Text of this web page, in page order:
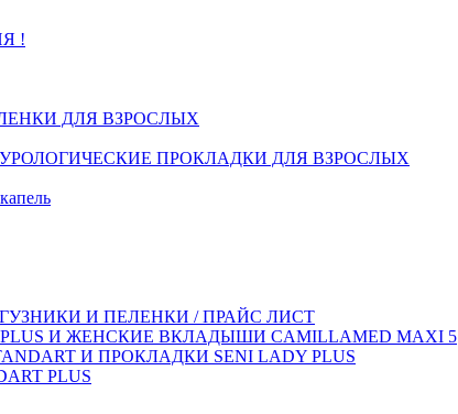
!
ДЛЯ ВЗРОСЛЫХ
УРОЛОГИЧЕСКИЕ ПРОКЛАДКИ ДЛЯ ВЗРОСЛЫХ
И ПЕЛЕНКИ / ПРАЙС ЛИСТ
И ЖЕНСКИЕ ВКЛАДЫШИ CAMILLAMED MAXI 5
И ПРОКЛАДКИ SENI LADY PLUS
PLUS